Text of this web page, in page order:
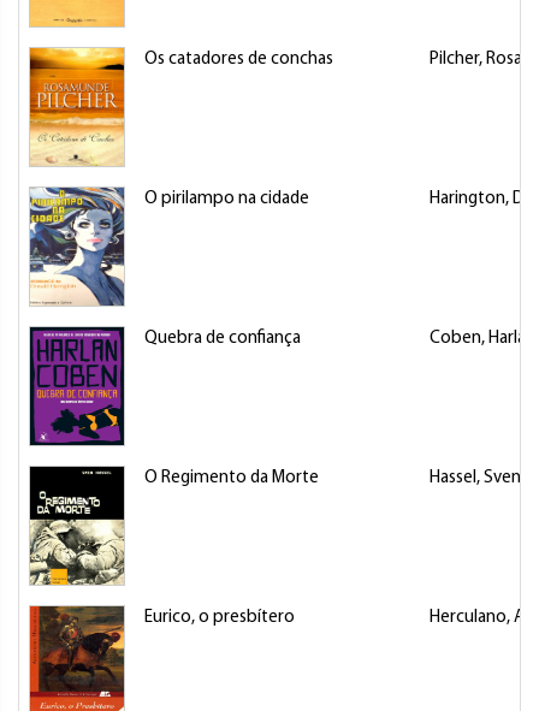
Os catadores de conchas Pilcher,
O pirilampo na cidade Harington,
Quebra de confiança Coben, Harlan
O Regimento da Morte Hassel, Sven
Eurico, o presbítero Herculano,